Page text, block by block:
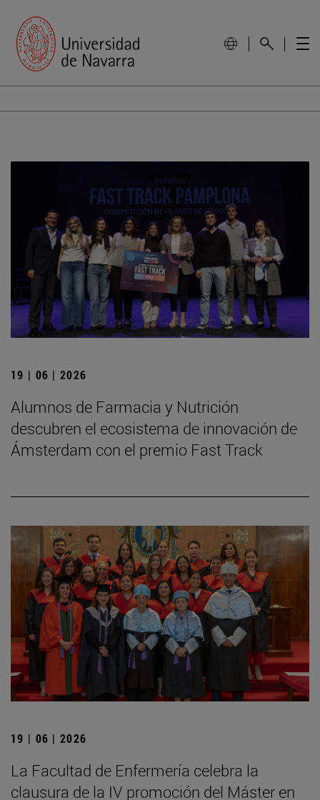
19 | 06 | 2026
Alumnos de Farmacia y Nutrición
descubren el ecosistema de innovación de
Ámsterdam con el premio Fast Track
19 | 06 | 2026
La Facultad de Enfermería celebra la
clausura de la IV promoción del Máster en